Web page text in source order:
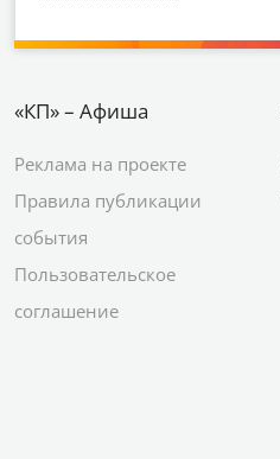
«КП» – Афиша
Реклама на проекте
Правила публикации
события
Пользовательское
соглашение